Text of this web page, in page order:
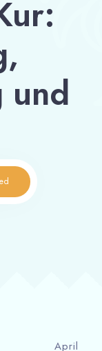
und
April